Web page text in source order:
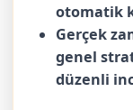
otomatik
Gerçek
genel
düzenli